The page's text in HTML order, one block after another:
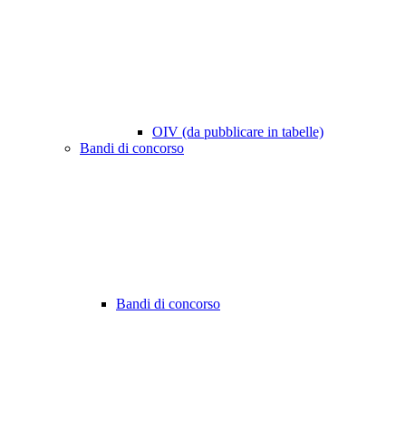
OIV (da pubblicare in tabelle)
Bandi di concorso
Bandi di concorso